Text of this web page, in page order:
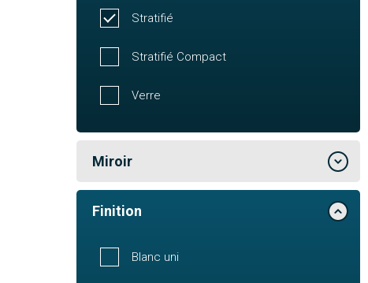
Stratifié
Stratifié Compact
Verre
Miroir
Finition
Blanc uni